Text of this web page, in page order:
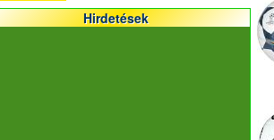
Hirdetések